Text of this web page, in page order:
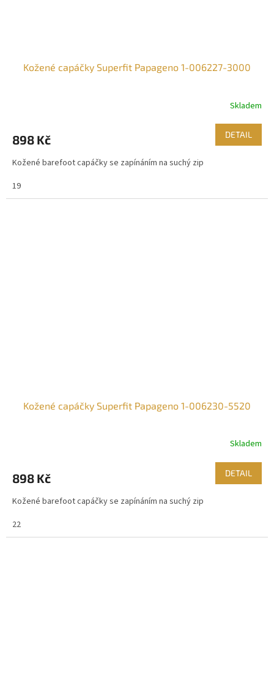
Kožené capáčky Superfit Papageno 1-006227-3000
Skladem
898 Kč DETAIL
Kožené barefoot capáčky se zapínáním na suchý zip
19
Kožené capáčky Superfit Papageno 1-006230-5520
Skladem
898 Kč DETAIL
Kožené barefoot capáčky se zapínáním na suchý zip
22